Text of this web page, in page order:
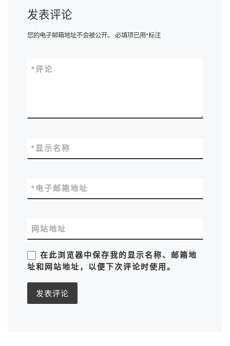
发表评论
您的电子邮箱地址不会被公开。 必填项已用*标注
评论
*
显示名称
*
电子邮箱地址
*
网站地址
在此浏览器中保存我的显示名称、邮箱地
址和网站地址，以便下次评论时使用。